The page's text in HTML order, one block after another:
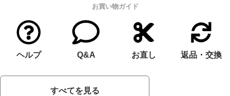
お買い物ガイド
ヘルプ Q&A お直し 返品・交換
すべてを見る